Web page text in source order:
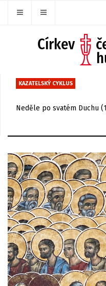
KAZATELSKÝ CYKLUS
Neděle po svatém Duchu